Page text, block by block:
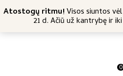
Atostogų ritmu!Visos siuntos
21 d. Ačiū už kantrybę ir
Nemokamas siuntimas nuo
0